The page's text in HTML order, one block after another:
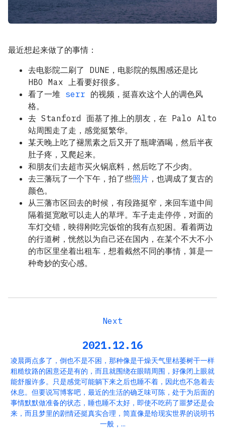
最近想起来做了的事情：
去电影院二刷了 DUNE，电影院的氛围感还是比
HBO Max 上看要好很多。
看了一堆 serr 的视频，挺喜欢这个人的调色风
格。
去 Stanford 面基了推上的朋友，在 Palo Alto
站周围走了走，感觉挺繁华。
某天晚上吃了褪黑素之后又开了瓶啤酒喝，然后半夜
肚子疼，又爬起来。
和朋友们去超市买火锅底料，然后吃了不少肉。
去三藩玩了一个下午，拍了些照片 ，也调成了复古的
颜色。
从三藩市区回去的时候，有段路挺窄，来回车道中间
隔着挺宽敞可以走人的草坪。车子走走停停，对面的
车灯交错，映得刚吃完饭馆的我有点犯困。看着两边
的行道树，恍然以为自己还在国内，在某个不大不小
的市区里坐着出租车，想着截然不同的事情，算是一
种奇妙的安心感。
2021.12.16
凌晨两点多了，倒也不是不困，那种像是干燥天气里枯萎树干一样
粗糙纹路的困意还是有的，而且就围绕在眼睛周围，好像闭上眼就
能舒服许多。只是感觉可能躺下来之后也睡不着，因此也不急着去
休息。但要说写博客吧，最近的生活的确乏味可陈，处于为后面的
事情默默做准备的状态，睡也睡不太好，即使不吃药了噩梦还是会
来，而且梦里的剧情还挺真实合理，简直像是给现实世界的说明书
一般，…